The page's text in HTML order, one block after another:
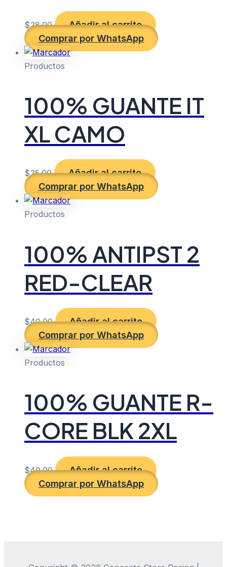
$28.00
Añadir al carrito
Comprar por WhatsApp
Productos
100% GUANTE IT
XL CAMO
$25.00
Añadir al carrito
Comprar por WhatsApp
Productos
100% ANTIPST 2
RED-CLEAR
$40.00
Añadir al carrito
Comprar por WhatsApp
Productos
100% GUANTE R-
CORE BLK 2XL
$40.00
Añadir al carrito
Comprar por WhatsApp